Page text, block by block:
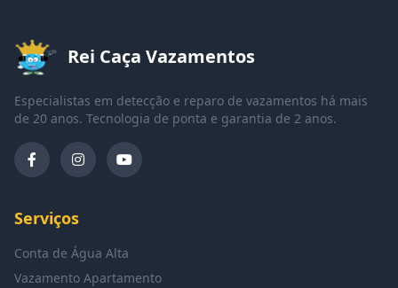
Rei Caça Vazamentos
Especialistas em detecção e reparo de vazamentos há mais
de 20 anos. Tecnologia de ponta e garantia de 2 anos.
Serviços
Conta de Água Alta
Vazamento Apartamento